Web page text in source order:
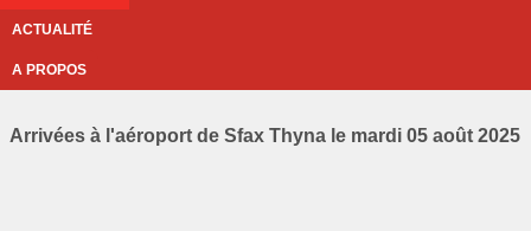
ACTUALITÉ
A PROPOS
Arrivées à l'aéroport de Sfax Thyna le mardi 05 août 2025